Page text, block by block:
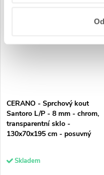
CERANO - Sprchový kout
Santoro L/P - 8 mm - chrom,
transparentní sklo -
130x70x195 cm - posuvný
Skladem